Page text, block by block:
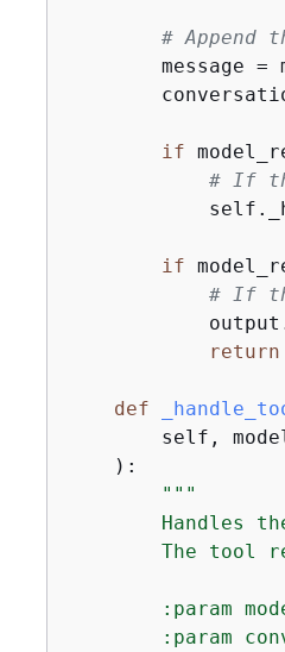
# Append
message =
if
# If
if
# If
return
def
self,
):
"""
Handles
The tool
:param
:param